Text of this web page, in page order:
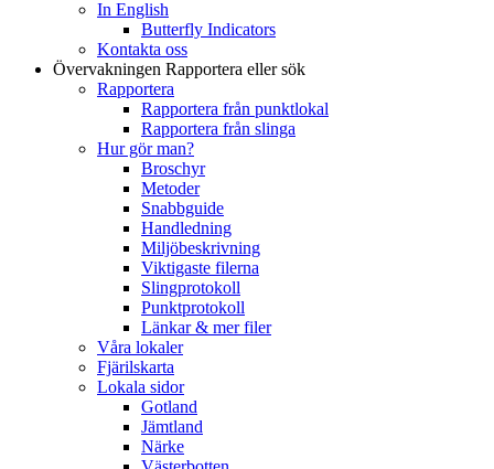
In English
Butterfly Indicators
Kontakta oss
Övervakningen Rapportera eller sök
Rapportera
Rapportera från punktlokal
Rapportera från slinga
Hur gör man?
Broschyr
Metoder
Snabbguide
Handledning
Miljöbeskrivning
Viktigaste filerna
Slingprotokoll
Punktprotokoll
Länkar & mer filer
Våra lokaler
Fjärilskarta
Lokala sidor
Gotland
Jämtland
Närke